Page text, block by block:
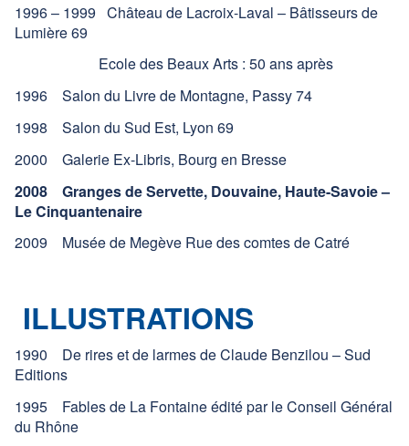
1996 – 1999 Château de Lacroix-Laval – Bâtisseurs de
Lumière 69
Ecole des Beaux Arts : 50 ans après
1996 Salon du Livre de Montagne, Passy 74
1998 Salon du Sud Est, Lyon 69
2000 Galerie Ex-Libris, Bourg en Bresse
2008 Granges de Servette, Douvaine, Haute-Savoie –
Le Cinquantenaire
2009 Musée de Megève Rue des comtes de Catré
ILLUSTRATIONS
1990 De rires et de larmes de Claude Benzilou – Sud
Editions
1995 Fables de La Fontaine édité par le Conseil Général
du Rhône